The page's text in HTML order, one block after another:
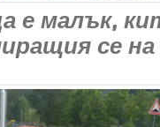
е малък,
се